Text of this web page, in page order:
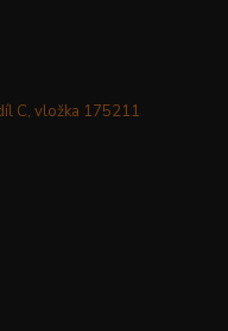
C, vložka 175211